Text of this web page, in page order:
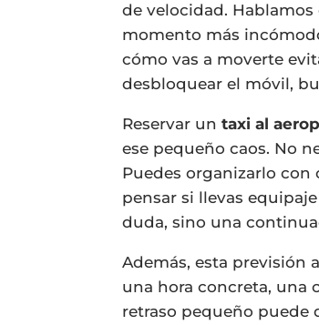
de velocidad.
momento más
cómo vas a moverte
desbloquear el móvil,
Reservar untaxi al
ese pequeño caos. No
Puedes organizarlo con
pensar si llevas
duda, sino una
Además, esta previsión
una hora concreta, una
retraso pequeño puede